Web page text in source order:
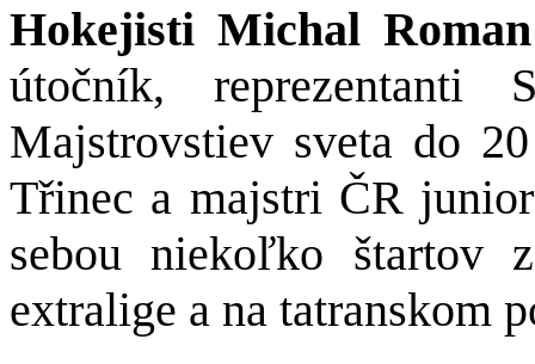
Hokejisti Michal
útočník,
Majstrovstiev sveta do
Třinec a majstri ČR
sebou niekoľko štartov
extralige a na tatranskom